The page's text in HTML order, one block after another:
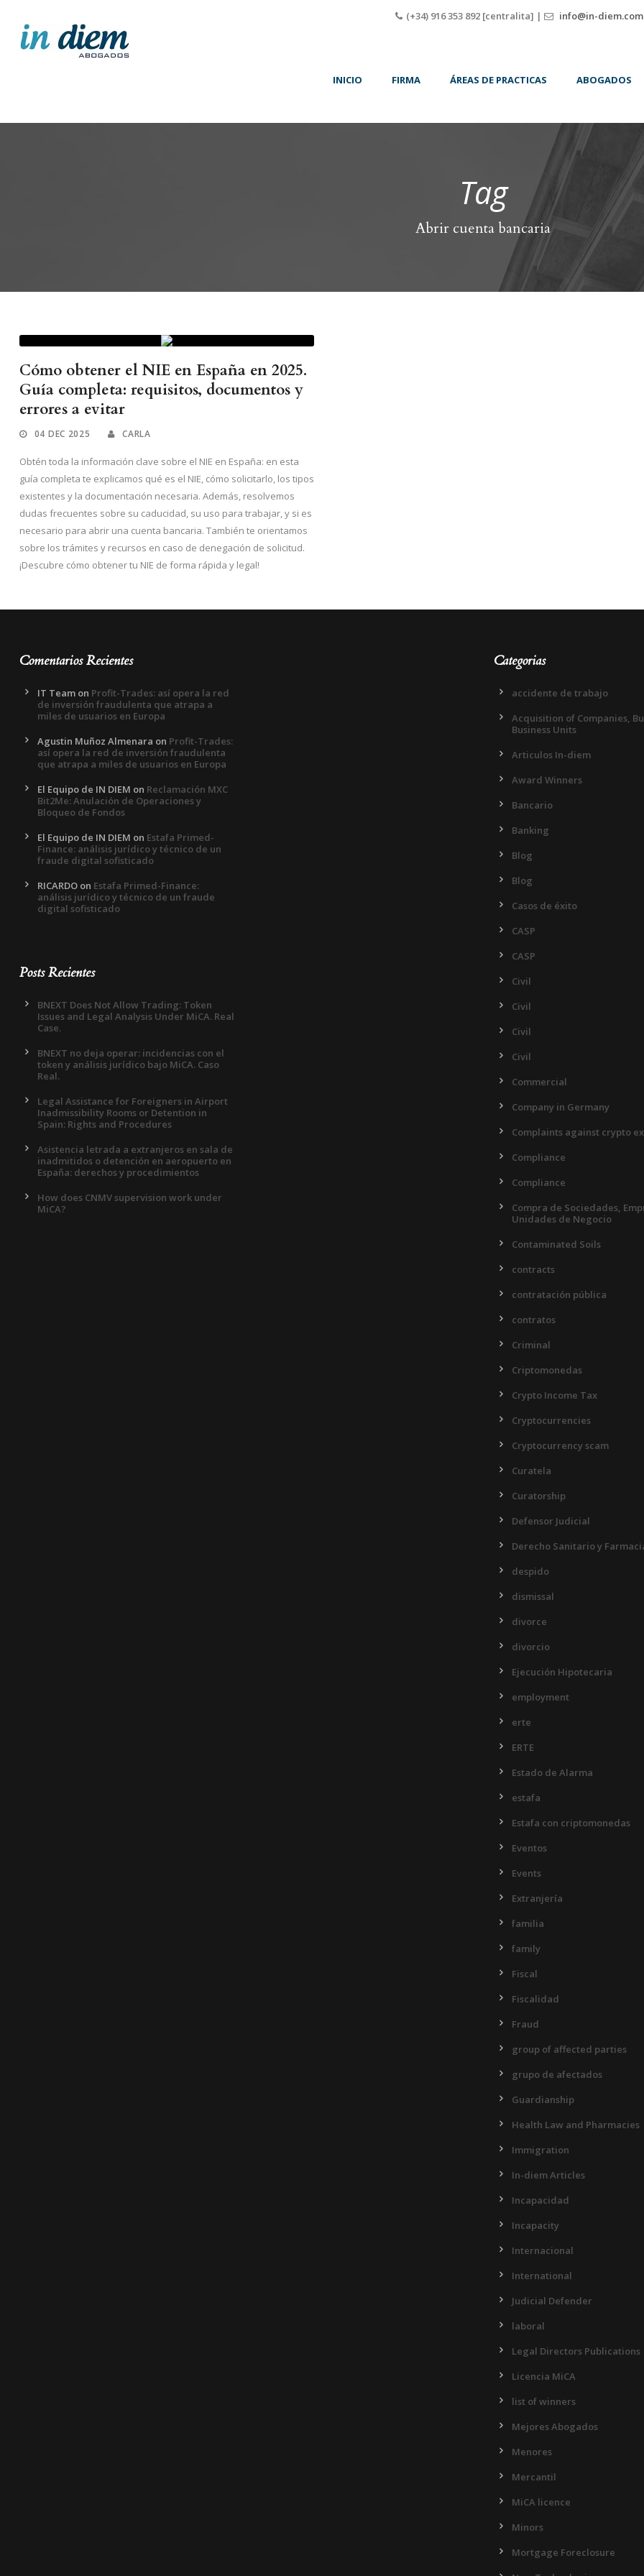
(+34) 916 353 892 [centralita] | info@in-diem.com
INICIO FIRMA ÁREAS DE PRACTICAS ABOGADOS
Tag
Abrir cuenta bancaria
Cómo obtener el NIE en España en 2025.
Guía completa: requisitos, documentos y
errores a evitar
04 DEC 2025 CARLA
Obtén toda la información clave sobre el NIE en España: en esta
guía completa te explicamos qué es el NIE, cómo solicitarlo, los tipos
existentes y la documentación necesaria. Además, resolvemos
dudas frecuentes sobre su caducidad, su uso para trabajar, y si es
necesario para abrir una cuenta bancaria. También te orientamos
sobre los trámites y recursos en caso de denegación de solicitud.
¡Descubre cómo obtener tu NIE de forma rápida y legal!
Comentarios Recientes
IT Team on Profit-Trades: así opera la red
de inversión fraudulenta que atrapa a
miles de usuarios en Europa
Agustin Muñoz Almenara on Profit-Trades:
así opera la red de inversión fraudulenta
que atrapa a miles de usuarios en Europa
El Equipo de IN DIEM on Reclamación MXC
Bit2Me: Anulación de Operaciones y
Bloqueo de Fondos
El Equipo de IN DIEM on Estafa Primed-
Finance: análisis jurídico y técnico de un
fraude digital sofisticado
RICARDO on Estafa Primed-Finance:
análisis jurídico y técnico de un fraude
digital sofisticado
Posts Recientes
BNEXT Does Not Allow Trading: Token
Issues and Legal Analysis Under MiCA. Real
Case.
BNEXT no deja operar: incidencias con el
token y análisis jurídico bajo MiCA. Caso
Real.
Legal Assistance for Foreigners in Airport
Inadmissibility Rooms or Detention in
Spain: Rights and Procedures
Asistencia letrada a extranjeros en sala de
inadmitidos o detención en aeropuerto en
España: derechos y procedimientos
How does CNMV supervision work under
MiCA?
Categorias
accidente de trabajo
Acquisition of Companies,
Business Units
Articulos In-diem
Award Winners
Bancario
Banking
Blog
Blog
Casos de éxito
CASP
CASP
Civil
Civil
Civil
Civil
Commercial
Company in Germany
Complaints against crypto
Compliance
Compliance
Compra de Sociedades,
Unidades de Negocio
Contaminated Soils
contracts
contratación pública
contratos
Criminal
Criptomonedas
Crypto Income Tax
Cryptocurrencies
Cryptocurrency scam
Curatela
Curatorship
Defensor Judicial
Derecho Sanitario y
despido
dismissal
divorce
divorcio
Ejecución Hipotecaria
employment
erte
ERTE
Estado de Alarma
estafa
Estafa con criptomonedas
Eventos
Events
Extranjería
familia
family
Fiscal
Fiscalidad
Fraud
group of affected parties
grupo de afectados
Guardianship
Health Law and Pharmacies
Immigration
In-diem Articles
Incapacidad
Incapacity
Internacional
International
Judicial Defender
laboral
Legal Directors Publications
Licencia MiCA
list of winners
Mejores Abogados
Menores
Mercantil
MiCA licence
Minors
Mortgage Foreclosure